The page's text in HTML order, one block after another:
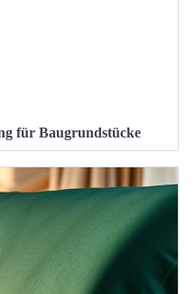
für Baugrundstücke